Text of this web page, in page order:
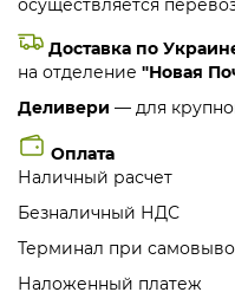
осуществляется
Доставка по
на отделение "Новая
Деливери — для
Оплата
Наличный расчет
Безналичный НДС
Терминал при
Наложенный платеж